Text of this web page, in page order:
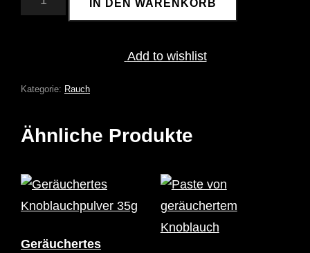
40,00CHF 30,00CHF.
KNOBLAUCH
IN DEN WARENKORB
Add to wishlist
Kategorie: Rauch
Ähnliche Produkte
Geräuchertes